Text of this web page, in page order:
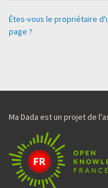
Êtes-vous le propriétaire
page ?
Ma Dada est un projet de